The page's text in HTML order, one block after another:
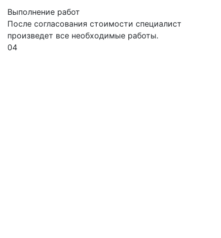
Выполнение работ
После согласования стоимости специалист
произведет все необходимые работы.
04